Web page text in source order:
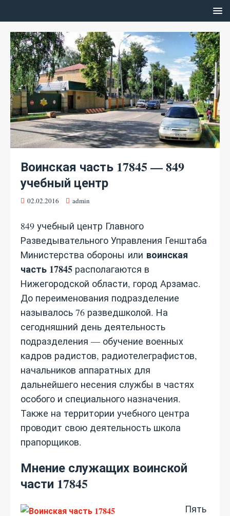
Воинская часть 17845 — 849
учебный центр
02.02.2016 admin
849 учебный центр Главного
Разведывательного Управления Генштаба
Министерства обороны или воинская
часть 17845 располагаются в
Нижегородской области, город Арзамас.
До переименования подразделение
называлось 76 разведшколой. На
сегодняшний день деятельность
подразделения — обучение военных
кадров радистов, радиотелеграфистов,
начальников аппаратных для
дальнейшего несения службы в частях
особого и специального назначения.
Также на территории учебного центра
проводит свою деятельность школа
прапорщиков.
Мнение служащих воинской
части 17845
Пять